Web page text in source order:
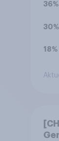
36%
30%
18%